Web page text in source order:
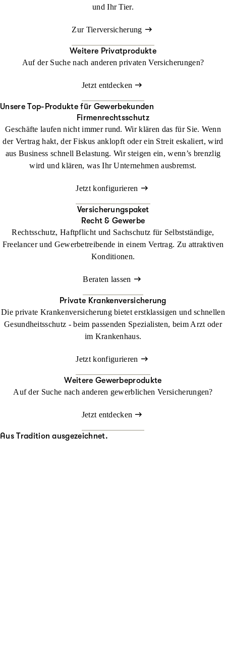
und Ihr Tier.
Zur Tierversicherung
Weitere Privatprodukte
Auf der Suche nach anderen privaten Versicherungen?
Jetzt entdecken
Unsere Top-Produkte für Gewerbekunden
Firmenrechtsschutz
Geschäfte laufen nicht immer rund. Wir klären das für Sie. Wenn
der Vertrag hakt, der Fiskus anklopft oder ein Streit eskaliert, wird
aus Business schnell Belastung. Wir steigen ein, wenn’s brenzlig
wird und klären, was Ihr Unternehmen ausbremst.
Jetzt konfigurieren
Versicherungspaket
Recht & Gewerbe
Rechtsschutz, Haftpflicht und Sachschutz für Selbstständige,
Freelancer und Gewerbetreibende in einem Vertrag. Zu attraktiven
Konditionen.
Beraten lassen
Private Krankenversicherung
Die private Krankenversicherung bietet erstklassigen und schnellen
Gesundheitsschutz - beim passenden Spezialisten, beim Arzt oder
im Krankenhaus.
Jetzt konfigurieren
Weitere Gewerbeprodukte
Auf der Suche nach anderen gewerblichen Versicherungen?
Jetzt entdecken
Aus Tradition ausgezeichnet.